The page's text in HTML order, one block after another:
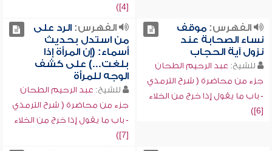
[4])
الفهرس:موقف
نساء الصحابة عند
نزول آية الحجاب
للشيخ: عبد الرحيم الطحان
جزء من محاضرة ( شرح الترمذي
- باب ما يقول إذا خرج من الخلاء
[6])
الفهرس:الرد على
من استدل بحديث
أسماء: (إن المرأة إذا
بلغت...) على كشف
الوجه للمرأة
للشيخ: عبد الرحيم الطحان
جزء من محاضرة ( شرح الترمذي
- باب ما يقول إذا خرج من الخلاء
[7])